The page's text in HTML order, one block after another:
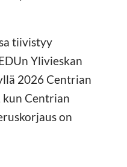
tiivistyy
Ylivieskan
2026 Centrian
kun Centrian
on